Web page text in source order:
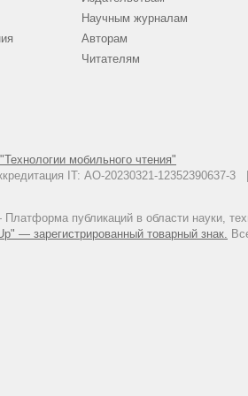
мобильного чтения"
IT: АО-20230321-
публикаций в области науки,
— зарегистрированный товарный знак.
Научным журналам
Авторам
Читателям